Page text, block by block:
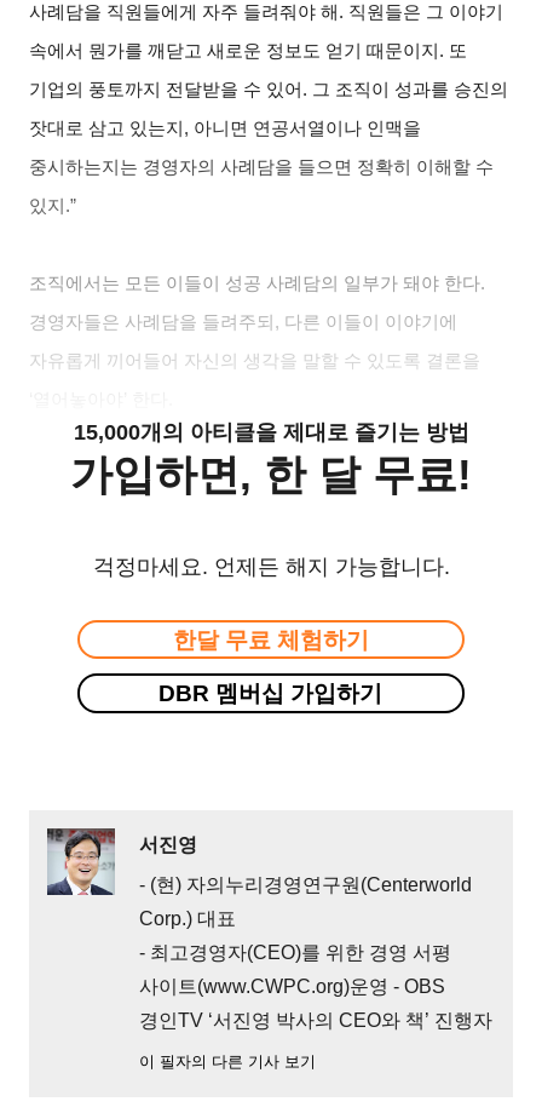
사례담을 직원들에게 자주 들려줘야 해. 직원들은 그 이야기
속에서 뭔가를 깨닫고 새로운 정보도 얻기 때문이지. 또
기업의 풍토까지 전달받을 수 있어. 그 조직이 성과를 승진의
잣대로 삼고 있는지, 아니면 연공서열이나 인맥을
중시하는지는 경영자의 사례담을 들으면 정확히 이해할 수
있지.”
조직에서는 모든 이들이 성공 사례담의 일부가 돼야 한다.
경영자들은 사례담을 들려주되, 다른 이들이 이야기에
자유롭게 끼어들어 자신의 생각을 말할 수 있도록 결론을
15,000개의 아티클을 제대로 즐기는 방법
가입하면, 한 달 무료!
걱정마세요. 언제든 해지 가능합니다.
한달 무료 체험하기
DBR 멤버십 가입하기
서진영
- (현) 자의누리경영연구원(Centerworld
Corp.) 대표
- 최고경영자(CEO)를 위한 경영 서평
사이트(www.CWPC.org)운영 - OBS
경인TV ‘서진영 박사의 CEO와 책’ 진행자
이 필자의 다른 기사 보기